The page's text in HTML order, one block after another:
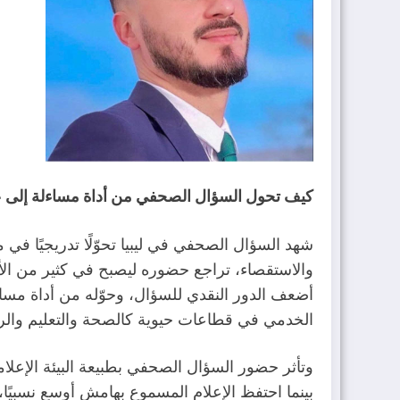
كيف‭ ‬تحول‭ ‬السؤال‭ ‬الصحفي‭ ‬من‭ ‬أداة‭ ‬مساءلة‭ ‬إلى‭ ‬عنصر‭ ‬مكمّل
‬الخدمي‭ ‬في‭ ‬قطاعات‭ ‬حيوية‭ ‬كالصحة‭ ‬والتعليم‭ ‬والرياضة،‭ ‬مقابل‭ ‬التركيز‭ ‬على‭ ‬قضايا‭ ‬تخدم‭ ‬الاصطفافات‭ ‬السياسية‭.‬